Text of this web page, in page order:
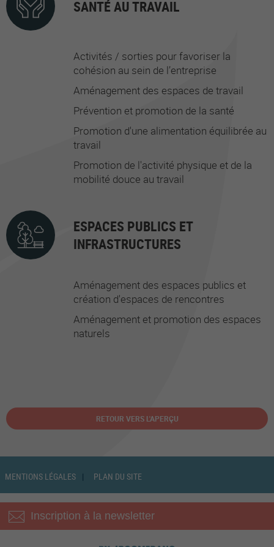
SANTÉ AU TRAVAIL
Activités / sorties pour favoriser la
cohésion au sein de l’entreprise
Aménagement des espaces de travail
Prévention et promotion de la santé
Promotion d'une alimentation équilibrée au
travail
Promotion de l'activité physique et de la
mobilité douce au travail
ESPACES PUBLICS ET
INFRASTRUCTURES
Aménagement des espaces publics et
création d'espaces de rencontres
Aménagement et promotion des espaces
naturels
RETOUR VERS L'APERÇU
MENTIONS LÉGALES PLAN DU SITE
Inscription à la newsletter